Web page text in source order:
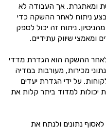
ומאתגרת, אך העבודה לא
ניתוח לאחר ההשקה כדי
ניתוח זה יכול לספק
ומאמצי שיווק עתידיים.
ההשקה הוא הגדרת מדדי
מכירות, מעורבות במדיה
על ידי הגדרת יעדים
יכולות למדוד ביתר קלות את
נתונים ולנתח את